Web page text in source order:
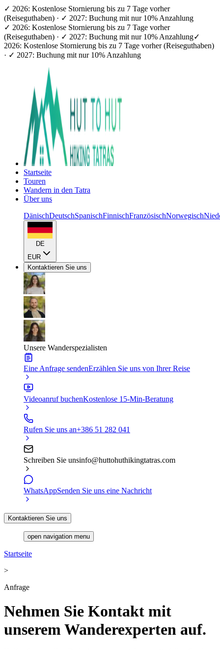
✓ 2026: Kostenlose Stornierung bis zu 7 Tage vorher
(Reiseguthaben) · ✓ 2027: Buchung mit nur 10% Anzahlung
✓ 2026: Kostenlose Stornierung bis zu 7 Tage vorher
(Reiseguthaben) · ✓ 2027: Buchung mit nur 10% Anzahlung✓
2026: Kostenlose Stornierung bis zu 7 Tage vorher (Reiseguthaben)
· ✓ 2027: Buchung mit nur 10% Anzahlung
Startseite
Touren
Wandern in den Tatra
Über uns
DänischDeutschSpanischFinnischFranzösischNorwegisch
DE
EUR
Kontaktieren Sie uns
Unsere Wanderspezialisten
Eine Anfrage sendenErzählen Sie uns von Ihrer Reise
Videoanruf buchenKostenlose 15-Min-Beratung
Rufen Sie uns an+386 51 282 041
Schreiben Sie unsinfo@huttohuthikingtatras.com
WhatsAppSenden Sie uns eine Nachricht
Kontaktieren Sie uns
open navigation menu
Startseite
>
Anfrage
Nehmen Sie Kontakt mit
unserem Wanderexperten auf.